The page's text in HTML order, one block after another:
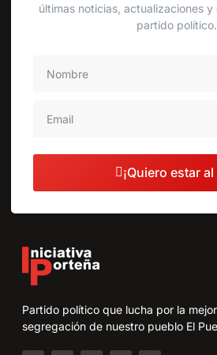
últimas noticias, actualizaciones
partido político.
¡Quiero estar
Partido político que lucha por la
segregación de nuestro pueblo El